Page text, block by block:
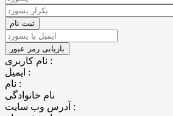
نام کاربری :
ایمیل :
نام :
نام خانوادگی
آدرس وب سایت :